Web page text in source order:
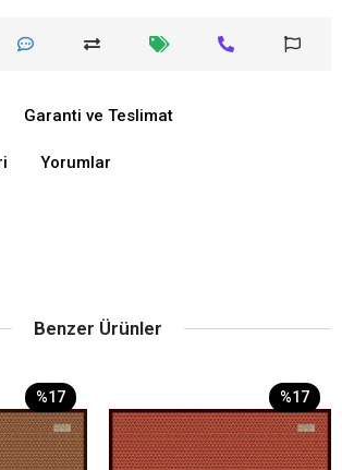
Garanti ve Teslimat
Yorumlar
Benzer Ürünler
%17 %17